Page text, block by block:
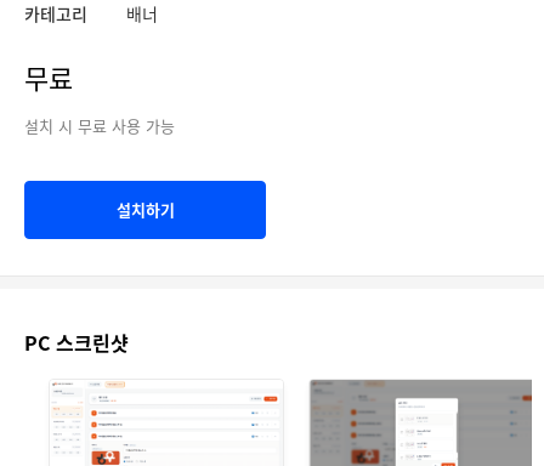
카테고리 배너
무료
설치 시 무료 사용 가능
설치하기
PC 스크린샷